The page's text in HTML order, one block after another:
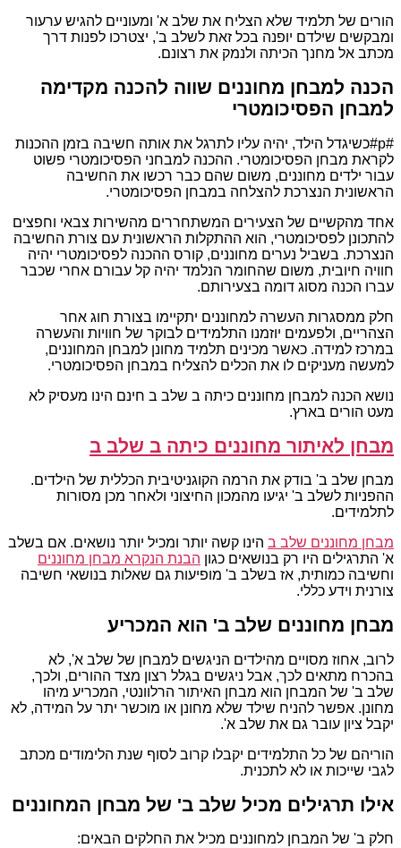
הורים של תלמיד שלא הצליח את שלב א' ומעוניים להגיש ערעור
ומבקשים שילדם יופנה בכל זאת לשלב ב', יצטרכו לפנות דרך
מכתב אל מחנך הכיתה ולנמק את רצונם.
הכנה למבחן מחוננים שווה להכנה מקדימה
למבחן הפסיכומטרי
#p#כשיגדל הילד, יהיה עליו לתרגל את אותה חשיבה בזמן ההכנות
לקראת מבחן הפסיכומטרי. ההכנה למבחני הפסיכומטרי פשוט
עבור ילדים מחוננים, משום שהם כבר רכשו את החשיבה
הראשונית הנצרכת להצלחה במבחן הפסיכומטרי.
אחד מהקשיים של הצעירים המשתחררים מהשירות צבאי וחפצים
להתכונן לפסיכומטרי, הוא ההתקלות הראשונית עם צורת החשיבה
הנצרכת. בשביל נערים מחוננים, קורס ההכנה לפסיכומטרי יהיה
חוויה חיובית, משום שהחומר הנלמד יהיה קל עבורם אחרי שכבר
עברו הכנה מסוג דומה בצעירותם.
חלק ממסגרות העשרה למחוננים יתקיימו בצורת חוג אחר
הצהריים, ולפעמים יוזמנו התלמידים לבוקר של חוויות והעשרה
במרכז למידה. כאשר מכינים תלמיד מחונן למבחן המחוננים,
למעשה מעניקים לו את הכלים להצליח במבחן הפסיכומטרי.
נושא הכנה למבחן מחוננים כיתה ב שלב ב חינם הינו מעסיק לא
מעט הורים בארץ.
מבחן לאיתור מחוננים כיתה ב שלב ב
מבחן שלב ב' בודק את הרמה הקוגניטיבית הכללית של הילדים.
ההפניות לשלב ב' יגיעו מהמכון החיצוני ולאחר מכן מסורות
לתלמידים.
מבחן מחוננים שלב ב הינו קשה יותר ומכיל יותר נושאים. אם בשלב
א' התרגילים היו רק בנושאים כגון הבנת הנקרא מבחן מחוננים
וחשיבה כמותית, אז בשלב ב' מופיעות גם שאלות בנושאי חשיבה
צורנית וידע כללי.
מבחן מחוננים שלב ב' הוא המכריע
לרוב, אחוז מסויים מהילדים הניגשים למבחן של שלב א', לא
בהכרח מתאים לכך, אבל ניגשים בגלל רצון מצד ההורים, ולכך,
שלב ב' של המבחן הוא מבחן האיתור הרלוונטי, המכריע מיהו
מחונן. אפשר להניח שילד שלא מחונן או מוכשר יתר על המידה, לא
יקבל ציון עובר גם את שלב א'.
הוריהם של כל התלמידים יקבלו קרוב לסוף שנת הלימודים מכתב
לגבי שייכות או לא לתכנית.
אילו תרגילים מכיל שלב ב' של מבחן המחוננים
חלק ב' של המבחן למחוננים מכיל את החלקים הבאים: